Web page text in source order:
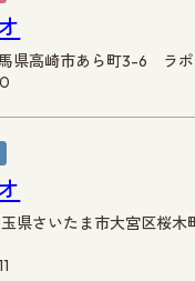
県高崎市あら町3-6 ラポ
さいたま市大宮区桜木